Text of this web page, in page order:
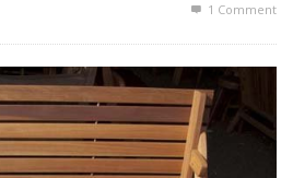
1 Comment